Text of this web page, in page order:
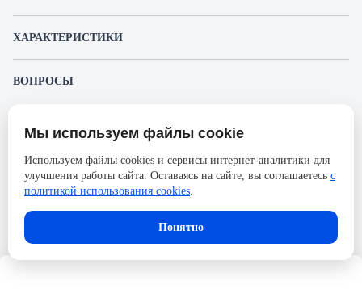
В корзину
ХАРАКТЕРИСТИКИ
Производитель
Серия
DX3
Номинальный ток
Напряжение, В
400
Количество полюсов
ВОПРОСЫ
Пожалуйста, авторизуйтесь, чтобы иметь
возможность оставлять вопросы.
Представленные изображения и характеристики могут отличаться от реального
без предварительного уведомления. Компания АйДистрибьют не несёт
ответственности в случае не соответствия текущей модели товаров фотографиям,
размещённым в карточке товара.
Мы используем файлы cookie
Используем файлы cookies и сервисы интернет-аналитики для
улучшения работы сайта. Оставаясь на сайте, вы соглашаетесь с
политикой использования cookies.
Понятно